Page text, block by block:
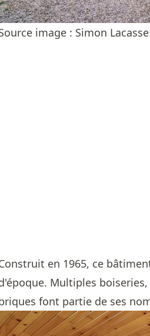
image : Simon
en 1965, ce
Multiples
font partie de ses